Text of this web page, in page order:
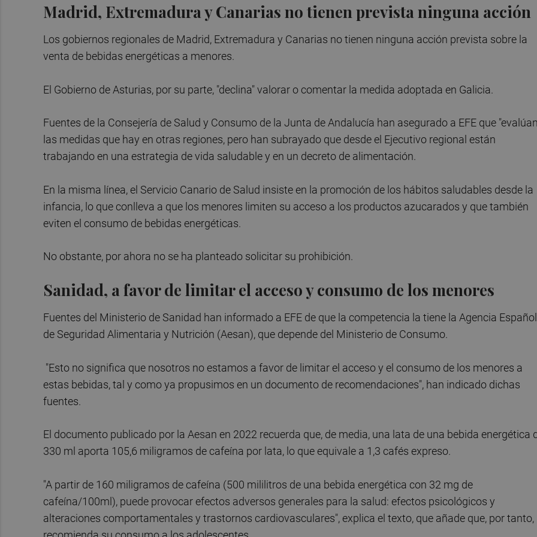
Madrid, Extremadura y Canarias no tienen prevista ninguna acción
Los gobiernos regionales de Madrid, Extremadura y Canarias no tienen ninguna acción prevista sobre la
venta de bebidas energéticas a menores.
El Gobierno de Asturias, por su parte, "declina" valorar o comentar la medida adoptada en Galicia.
Fuentes de la Consejería de Salud y Consumo de la Junta de Andalucía han asegurado a EFE que
las medidas que hay en otras regiones, pero han subrayado que desde el Ejecutivo regional están
trabajando en una estrategia de vida saludable y en un decreto de alimentación.
En la misma línea, el Servicio Canario de Salud insiste en la promoción de los hábitos saludables desde la
infancia, lo que conlleva a que los menores limiten su acceso a los productos azucarados y que también
eviten el consumo de bebidas energéticas.
No obstante, por ahora no se ha planteado solicitar su prohibición.
Sanidad, a favor de limitar el acceso y consumo de los menores
Fuentes del Ministerio de Sanidad han informado a EFE de que la competencia la tiene la Agencia
de Seguridad Alimentaria y Nutrición (Aesan), que depende del Ministerio de Consumo.
"Esto no significa que nosotros no estamos a favor de limitar el acceso y el consumo de los menores a
estas bebidas, tal y como ya propusimos en un documento de recomendaciones", han indicado dichas
fuentes.
El documento publicado por la Aesan en 2022 recuerda que, de media, una lata de una bebida energética
330 ml aporta 105,6 miligramos de cafeína por lata, lo que equivale a 1,3 cafés expreso.
"A partir de 160 miligramos de cafeína (500 mililitros de una bebida energética con 32 mg de
cafeína/100ml), puede provocar efectos adversos generales para la salud: efectos psicológicos y
alteraciones comportamentales y trastornos cardiovasculares", explica el texto, que añade que, por tanto,